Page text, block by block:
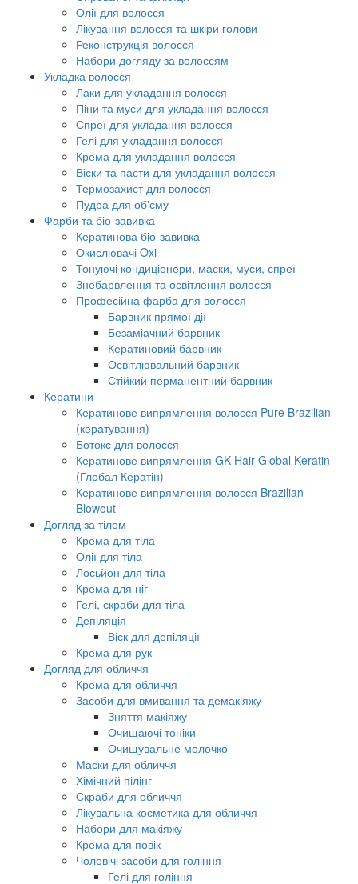
Олії для волосся
Лікування волосся та шкіри голови
Реконструкція волосся
Набори догляду за волоссям
Укладка волосся
Лаки для укладання волосся
Піни та муси для укладання волосся
Спреї для укладання волосся
Гелі для укладання волосся
Крема для укладання волосся
Віски та пасти для укладання волосся
Термозахист для волосся
Пудра для об'єму
Фарби та біо-завивка
Кератинова біо-завивка
Окислювачі Oxi
Тонуючі кондиціонери, маски, муси, спреї
Знебарвлення та освітлення волосся
Професійна фарба для волосся
Барвник прямої дії
Безаміачний барвник
Кератиновий барвник
Освітлювальний барвник
Стійкий перманентний барвник
Кератини
Кератинове випрямлення волосся Pure Brazilian
(кератування)
Ботокс для волосся
Кератинове випрямлення GK Hair Global Keratin
(Глобал Кератін)
Кератинове випрямлення волосся Brazilian
Blowout
Догляд за тілом
Крема для тіла
Олії для тіла
Лосьйон для тіла
Крема для ніг
Гелі, скраби для тіла
Депіляція
Віск для депіляції
Крема для рук
Догляд для обличчя
Крема для обличчя
Засоби для вмивання та демакіяжу
Зняття макіяжу
Очищаючі тоніки
Очищувальне молочко
Маски для обличчя
Хімічний пілінг
Скраби для обличчя
Лікувальна косметика для обличчя
Набори для макіяжу
Крема для повік
Чоловічі засоби для гоління
Гелі для гоління